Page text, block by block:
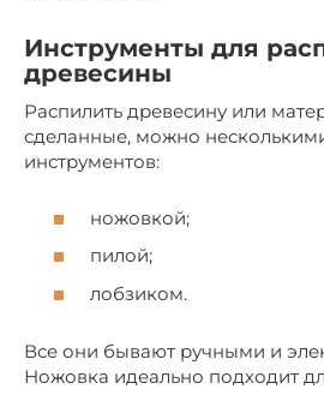
Инструменты для
древесины
Распилить древесину или
сделанные, можно
инструментов:
ножовкой;
пилой;
лобзиком.
Все они бывают ручными и
Ножовка идеально подходит